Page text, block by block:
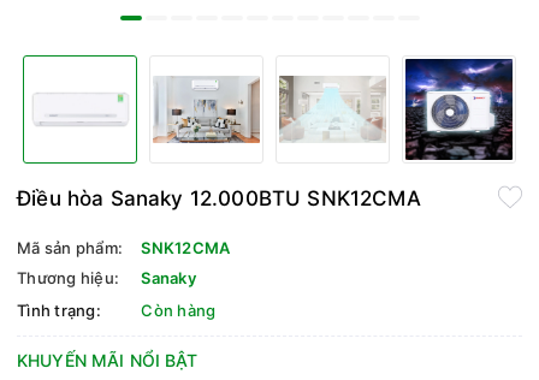
Điều hòa Sanaky 12.000BTU SNK12CMA
Mã sản phẩm:
SNK12CMA
Thương hiệu:
Sanaky
Tình trạng:
Còn hàng
KHUYẾN MÃI NỔI BẬT